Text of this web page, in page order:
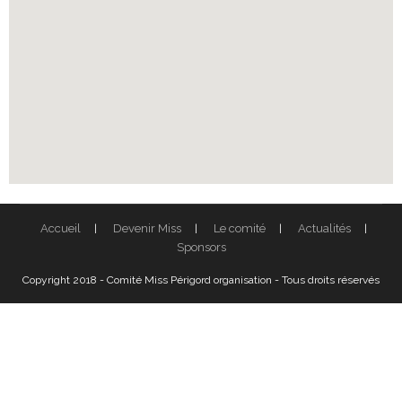
Accueil Devenir Miss Le comité
Actualités
Sponsors
Copyright 2018 - Comité Miss Périgord organisation - Tous droits réservés